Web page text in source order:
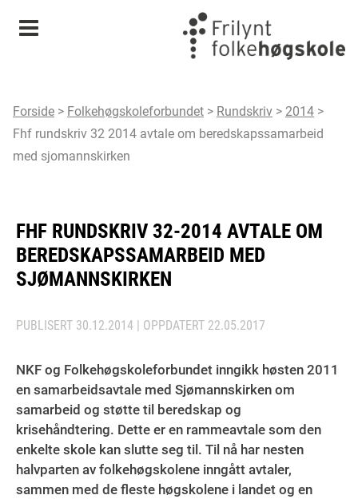
Meny
Forside > Folkehøgskoleforbundet > Rundskriv > 2014 >
Fhf rundskriv 32 2014 avtale om beredskapssamarbeid
med sjomannskirken
FHF RUNDSKRIV 32-2014 AVTALE OM
BEREDSKAPSSAMARBEID MED
SJØMANNSKIRKEN
PUBLISERT 30.12.2014 | OPPDATERT 22.05.2017
NKF og Folkehøgskoleforbundet inngikk høsten 2011
en samarbeidsavtale med Sjømannskirken om
samarbeid og støtte til beredskap og
krisehåndtering. Dette er en rammeavtale som den
enkelte skole kan slutte seg til. Til nå har nesten
halvparten av folkehøgskolene inngått avtaler,
sammen med de fleste høgskolene i landet og en